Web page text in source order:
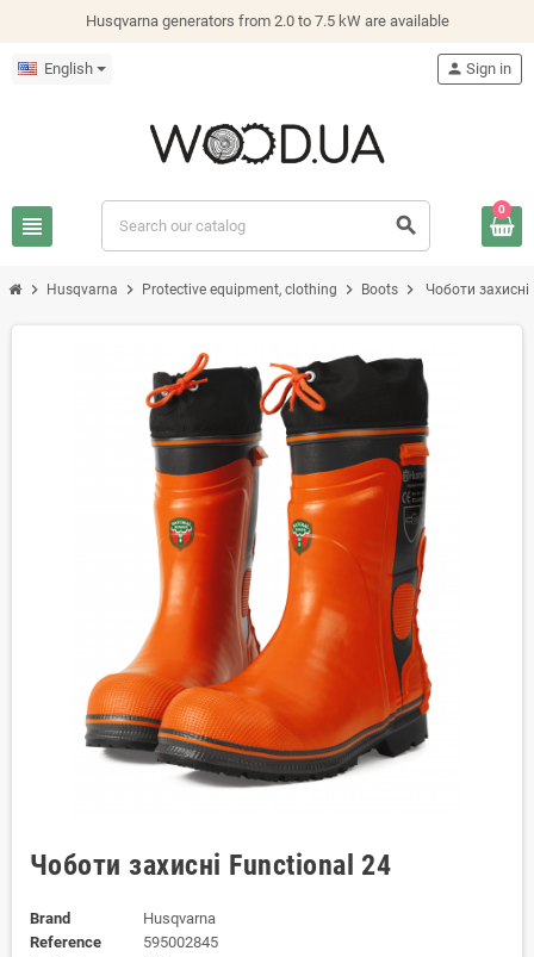
Husqvarna generators from 2.0 to 7.5 kW are available
English
view_headline search
person Sign in
0
chevron_right Husqvarna chevron_right Protective equipment, clothing chevron_right Boots chevron_right Чоботи
Чоботи захисні Functional 24
Brand
Husqvarna
Reference
595002845